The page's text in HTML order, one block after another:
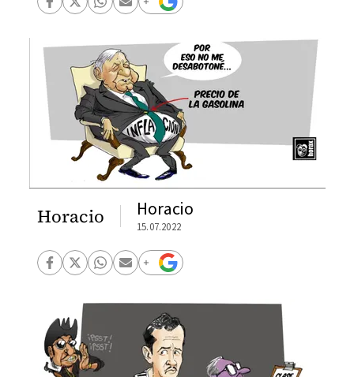
Horacio Horacio
15.07.2022